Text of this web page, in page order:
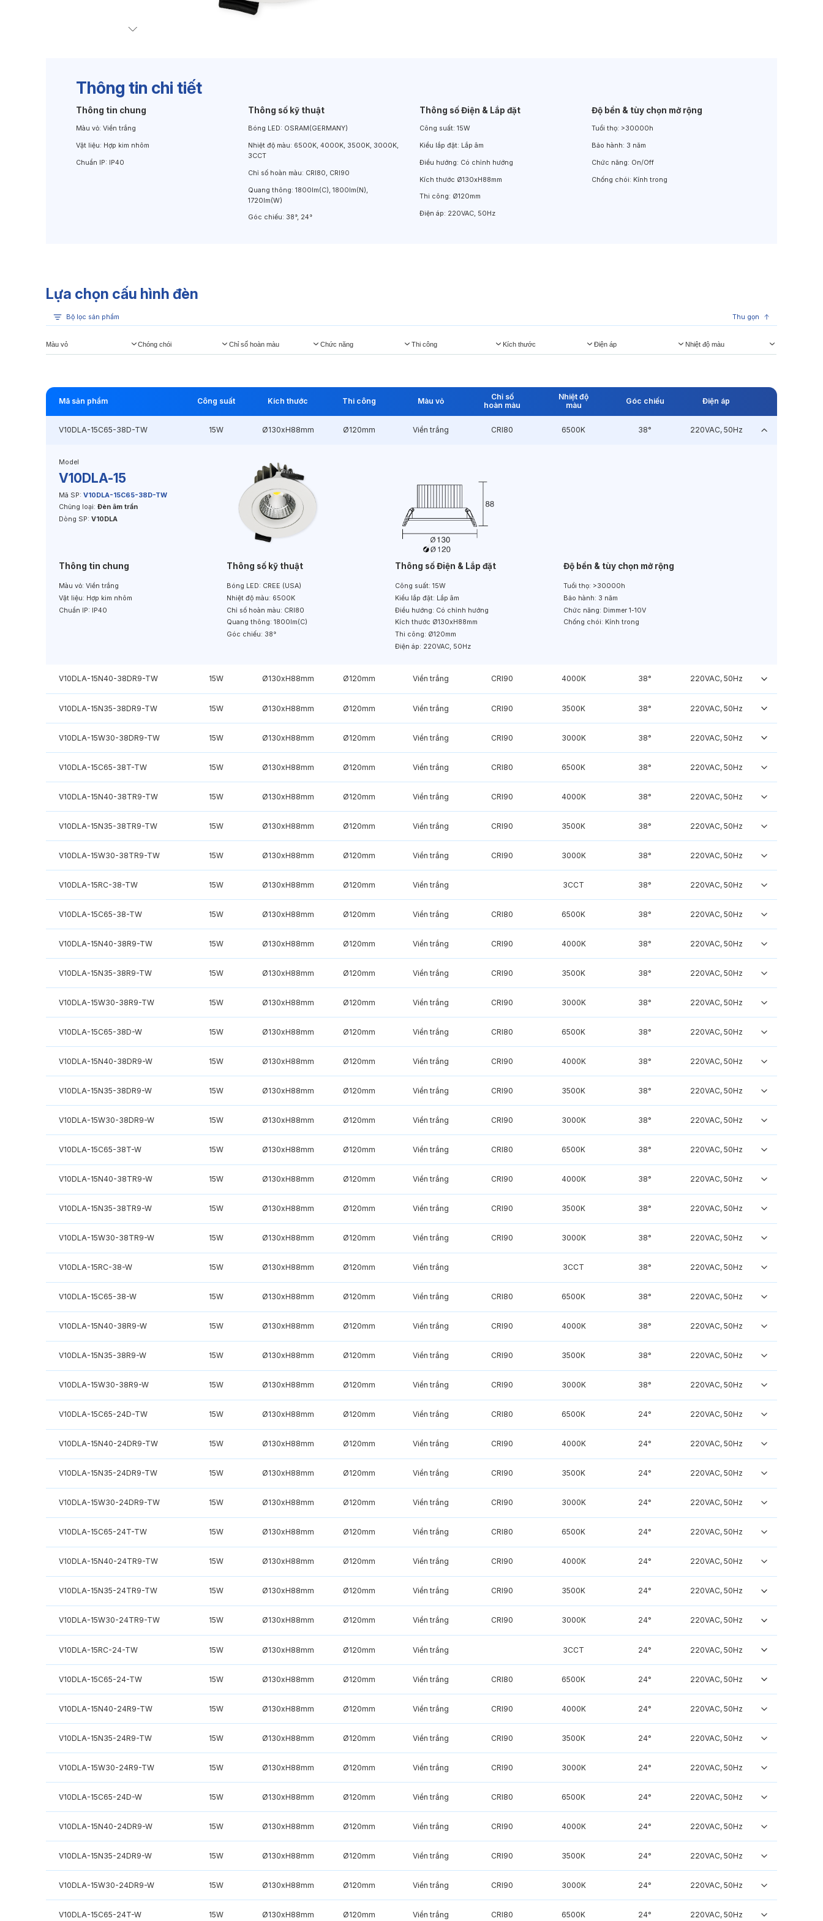
Thông tin chi tiết
Thông tin chung
Màu vỏ: Viền trắng
Vật liệu: Hợp kim nhôm
Chuẩn IP: IP40
Thông số kỹ thuật
Bóng LED: OSRAM(GERMANY)
Nhiệt độ màu: 6500K, 4000K, 3500K, 3000K,
3CCT
Chỉ số hoàn màu: CRI80, CRI90
Quang thông: 1800lm(C), 1800lm(N),
1720lm(W)
Góc chiếu: 38°, 24°
Thông số Điện & Lắp đặt
Công suất:15W
Kiểu lắp đặt: Lắp âm
Điều hướng: Có chỉnh hướng
Kích thước Ø130xH88mm
Thi công: Ø120mm
Điện áp: 220VAC, 50Hz
Độ bền & tùy chọn mở rộng
Tuổi thọ: >30000h
Bảo hành: 3 năm
Chức năng: On/Off
Chống chói: Kính trong
Lựa chọn cấu hình đèn
Bộ lọc sản phẩm Thu gọn
Màu vỏ Chóng chói Chỉ số hoàn màu Chức năng Thi công Kích thước Điện áp Nhiệt độ màu
Mã sản phẩm Công suất Kích thước Thi công Màu vỏ
Chỉ số
hoàn màu
Nhiệt độ
màu
Góc chiếu Điện áp
V10DLA-15C65-38D-TW 15W Ø130xH88mm Ø120mm Viền trắng CRI80 6500K 38° 220VAC, 50Hz
Model
V10DLA-15
Mã SP: V10DLA-15C65-38D-TW
Chủng loại: Đèn âm trần
Dòng SP: V10DLA
Thông tin chung
Màu vỏ: Viền trắng
Vật liệu: Hợp kim nhôm
Chuẩn IP: IP40
Thông số kỹ thuật
Bóng LED: CREE (USA)
Nhiệt độ màu: 6500K
Chỉ số hoàn màu: CRI80
Quang thông: 1800lm(C)
Góc chiếu: 38°
Thông số Điện & Lắp đặt
Công suất: 15W
Kiểu lắp đặt: Lắp âm
Điều hướng: Có chỉnh hướng
Kích thước Ø130xH88mm
Thi công: Ø120mm
Điện áp: 220VAC, 50Hz
Độ bền & tùy chọn mở rộng
Tuổi thọ: >30000h
Bảo hành: 3 năm
Chức năng: Dimmer 1-10V
Chống chói: Kính trong
V10DLA-15N40-38DR9-TW 15W Ø130xH88mm Ø120mm Viền trắng CRI90 4000K 38° 220VAC, 50Hz
V10DLA-15N35-38DR9-TW 15W Ø130xH88mm Ø120mm Viền trắng CRI90 3500K 38° 220VAC, 50Hz
V10DLA-15W30-38DR9-TW 15W Ø130xH88mm Ø120mm Viền trắng CRI90 3000K 38° 220VAC, 50Hz
V10DLA-15C65-38T-TW 15W Ø130xH88mm Ø120mm Viền trắng CRI80 6500K 38° 220VAC, 50Hz
V10DLA-15N40-38TR9-TW 15W Ø130xH88mm Ø120mm Viền trắng CRI90 4000K 38° 220VAC, 50Hz
V10DLA-15N35-38TR9-TW 15W Ø130xH88mm Ø120mm Viền trắng CRI90 3500K 38° 220VAC, 50Hz
V10DLA-15W30-38TR9-TW 15W Ø130xH88mm Ø120mm Viền trắng CRI90 3000K 38° 220VAC, 50Hz
V10DLA-15RC-38-TW 15W Ø130xH88mm Ø120mm Viền trắng 3CCT 38° 220VAC, 50Hz
V10DLA-15C65-38-TW 15W Ø130xH88mm Ø120mm Viền trắng CRI80 6500K 38° 220VAC, 50Hz
V10DLA-15N40-38R9-TW 15W Ø130xH88mm Ø120mm Viền trắng CRI90 4000K 38° 220VAC, 50Hz
V10DLA-15N35-38R9-TW 15W Ø130xH88mm Ø120mm Viền trắng CRI90 3500K 38° 220VAC, 50Hz
V10DLA-15W30-38R9-TW 15W Ø130xH88mm Ø120mm Viền trắng CRI90 3000K 38° 220VAC, 50Hz
V10DLA-15C65-38D-W 15W Ø130xH88mm Ø120mm Viền trắng CRI80 6500K 38° 220VAC, 50Hz
V10DLA-15N40-38DR9-W 15W Ø130xH88mm Ø120mm Viền trắng CRI90 4000K 38° 220VAC, 50Hz
V10DLA-15N35-38DR9-W 15W Ø130xH88mm Ø120mm Viền trắng CRI90 3500K 38° 220VAC, 50Hz
V10DLA-15W30-38DR9-W 15W Ø130xH88mm Ø120mm Viền trắng CRI90 3000K 38° 220VAC, 50Hz
V10DLA-15C65-38T-W 15W Ø130xH88mm Ø120mm Viền trắng CRI80 6500K 38° 220VAC, 50Hz
V10DLA-15N40-38TR9-W 15W Ø130xH88mm Ø120mm Viền trắng CRI90 4000K 38° 220VAC, 50Hz
V10DLA-15N35-38TR9-W 15W Ø130xH88mm Ø120mm Viền trắng CRI90 3500K 38° 220VAC, 50Hz
V10DLA-15W30-38TR9-W 15W Ø130xH88mm Ø120mm Viền trắng CRI90 3000K 38° 220VAC, 50Hz
V10DLA-15RC-38-W 15W Ø130xH88mm Ø120mm Viền trắng 3CCT 38° 220VAC, 50Hz
V10DLA-15C65-38-W 15W Ø130xH88mm Ø120mm Viền trắng CRI80 6500K 38° 220VAC, 50Hz
V10DLA-15N40-38R9-W 15W Ø130xH88mm Ø120mm Viền trắng CRI90 4000K 38° 220VAC, 50Hz
V10DLA-15N35-38R9-W 15W Ø130xH88mm Ø120mm Viền trắng CRI90 3500K 38° 220VAC, 50Hz
V10DLA-15W30-38R9-W 15W Ø130xH88mm Ø120mm Viền trắng CRI90 3000K 38° 220VAC, 50Hz
V10DLA-15C65-24D-TW 15W Ø130xH88mm Ø120mm Viền trắng CRI80 6500K 24° 220VAC, 50Hz
V10DLA-15N40-24DR9-TW 15W Ø130xH88mm Ø120mm Viền trắng CRI90 4000K 24° 220VAC, 50Hz
V10DLA-15N35-24DR9-TW 15W Ø130xH88mm Ø120mm Viền trắng CRI90 3500K 24° 220VAC, 50Hz
V10DLA-15W30-24DR9-TW 15W Ø130xH88mm Ø120mm Viền trắng CRI90 3000K 24° 220VAC, 50Hz
V10DLA-15C65-24T-TW 15W Ø130xH88mm Ø120mm Viền trắng CRI80 6500K 24° 220VAC, 50Hz
V10DLA-15N40-24TR9-TW 15W Ø130xH88mm Ø120mm Viền trắng CRI90 4000K 24° 220VAC, 50Hz
V10DLA-15N35-24TR9-TW 15W Ø130xH88mm Ø120mm Viền trắng CRI90 3500K 24° 220VAC, 50Hz
V10DLA-15W30-24TR9-TW 15W Ø130xH88mm Ø120mm Viền trắng CRI90 3000K 24° 220VAC, 50Hz
V10DLA-15RC-24-TW 15W Ø130xH88mm Ø120mm Viền trắng 3CCT 24° 220VAC, 50Hz
V10DLA-15C65-24-TW 15W Ø130xH88mm Ø120mm Viền trắng CRI80 6500K 24° 220VAC, 50Hz
V10DLA-15N40-24R9-TW 15W Ø130xH88mm Ø120mm Viền trắng CRI90 4000K 24° 220VAC, 50Hz
V10DLA-15N35-24R9-TW 15W Ø130xH88mm Ø120mm Viền trắng CRI90 3500K 24° 220VAC, 50Hz
V10DLA-15W30-24R9-TW 15W Ø130xH88mm Ø120mm Viền trắng CRI90 3000K 24° 220VAC, 50Hz
V10DLA-15C65-24D-W 15W Ø130xH88mm Ø120mm Viền trắng CRI80 6500K 24° 220VAC, 50Hz
V10DLA-15N40-24DR9-W 15W Ø130xH88mm Ø120mm Viền trắng CRI90 4000K 24° 220VAC, 50Hz
V10DLA-15N35-24DR9-W 15W Ø130xH88mm Ø120mm Viền trắng CRI90 3500K 24° 220VAC, 50Hz
V10DLA-15W30-24DR9-W 15W Ø130xH88mm Ø120mm Viền trắng CRI90 3000K 24° 220VAC, 50Hz
V10DLA-15C65-24T-W 15W Ø130xH88mm Ø120mm Viền trắng CRI80 6500K 24° 220VAC, 50Hz